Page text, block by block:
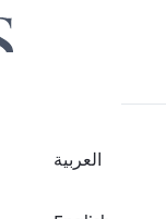
العربية